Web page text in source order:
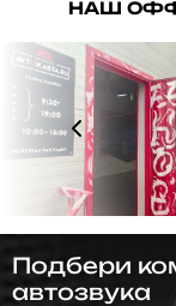
НАШ
Подбери
автозвука